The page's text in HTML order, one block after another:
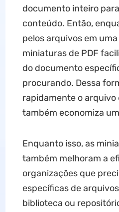
documento inteiro
conteúdo. Então,
pelos arquivos em
miniaturas de PDF
do documento
procurando. Dessa
rapidamente o arquivo
também economiza
Enquanto isso, as
também melhoram a
organizações que
específicas de
biblioteca ou